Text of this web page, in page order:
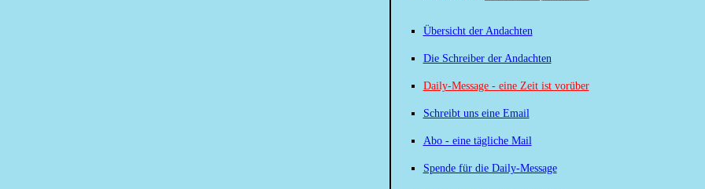
Übersicht der Andachten
Die Schreiber der Andachten
Daily-Message - eine Zeit ist vorüber
Schreibt uns eine Email
Abo - eine tägliche Mail
Spende für die Daily-Message